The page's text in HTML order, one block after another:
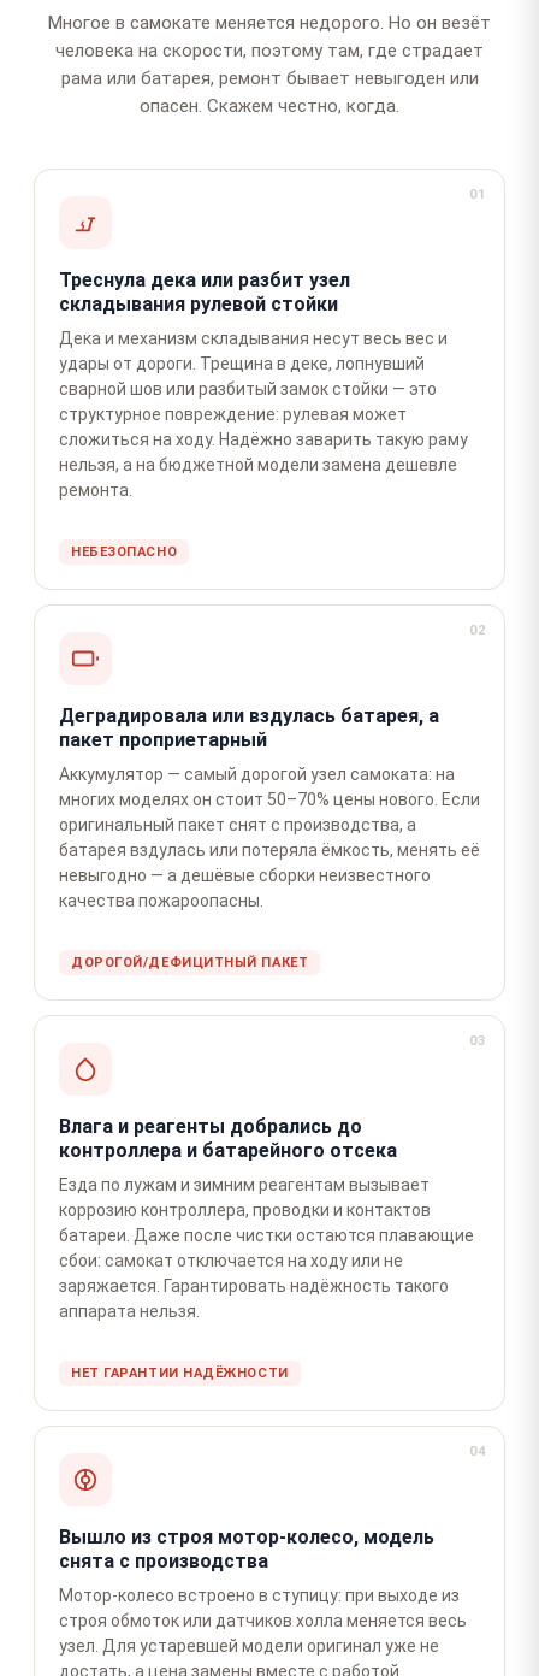
Многое в самокате меняется недорого. Но он везёт
человека на скорости, поэтому там, где страдает
рама или батарея, ремонт бывает невыгоден или
опасен. Скажем честно, когда.
01
Треснула дека или разбит узел
складывания рулевой стойки
Дека и механизм складывания несут весь вес и
удары от дороги. Трещина в деке, лопнувший
сварной шов или разбитый замок стойки — это
структурное повреждение: рулевая может
сложиться на ходу. Надёжно заварить такую раму
нельзя, а на бюджетной модели замена дешевле
ремонта.
НЕБЕЗОПАСНО
02
Деградировала или вздулась батарея, а
пакет проприетарный
Аккумулятор — самый дорогой узел самоката: на
многих моделях он стоит 50–70% цены нового. Если
оригинальный пакет снят с производства, а
батарея вздулась или потеряла ёмкость, менять её
невыгодно — а дешёвые сборки неизвестного
качества пожароопасны.
ДОРОГОЙ/ДЕФИЦИТНЫЙ ПАКЕТ
03
Влага и реагенты добрались до
контроллера и батарейного отсека
Езда по лужам и зимним реагентам вызывает
коррозию контроллера, проводки и контактов
батареи. Даже после чистки остаются плавающие
сбои: самокат отключается на ходу или не
заряжается. Гарантировать надёжность такого
аппарата нельзя.
НЕТ ГАРАНТИИ НАДЁЖНОСТИ
04
Вышло из строя мотор-колесо, модель
снята с производства
Мотор-колесо встроено в ступицу: при выходе из
строя обмоток или датчиков холла меняется весь
узел. Для устаревшей модели оригинал уже не
достать, а цена замены вместе с работой